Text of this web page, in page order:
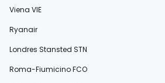
Viena VIE
Ryanair
Londres Stansted STN
Roma-Fiumicino FCO